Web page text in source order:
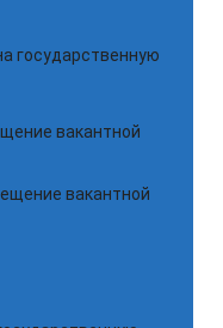
государственную
вакантной
вакантной